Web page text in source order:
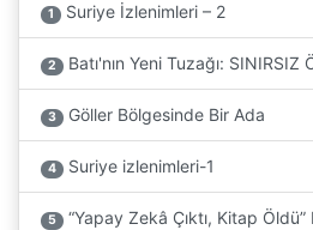
1 Suriye İzlenimleri – 2
2 Batı'nın Yeni Tuzağı: SINIRSIZ
3 Göller Bölgesinde Bir Ada
4 Suriye izlenimleri-1
5 “Yapay Zekâ Çıktı, Kitap